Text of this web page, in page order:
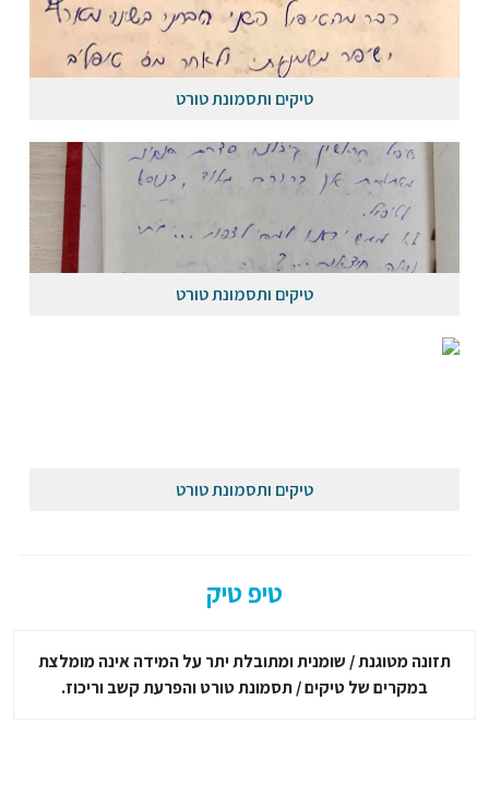
טיקים ותסמונת טורט
טיקים ותסמונת טורט
טיקים ותסמונת טורט
טיפ טיק
תזונה מטוגנת / שומנית ומתובלת יתר על המידה אינה מומלצת
במקרים של טיקים / תסמונת טורט והפרעת קשב וריכוז.